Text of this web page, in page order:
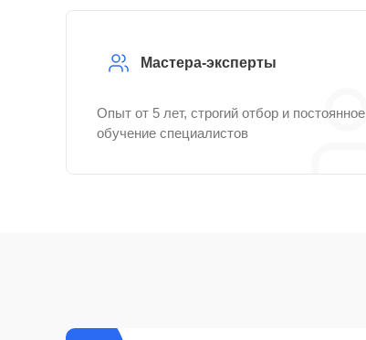
Мастера-эксперты
Опыт от 5 лет, строгий отбор и постоянное
обучение специалистов